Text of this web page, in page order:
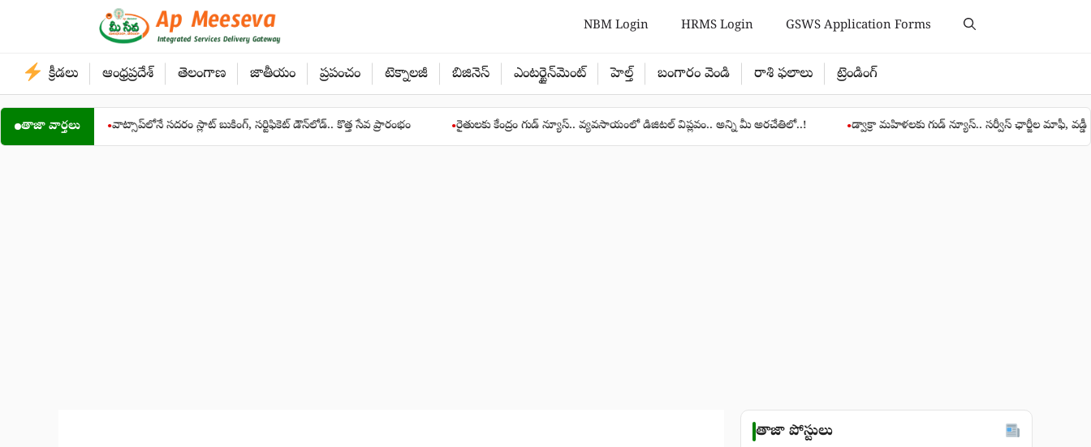
NBM Login HRMS Login GSWS Application Forms
క్రీడలు ఆంధ్రప్రదేశ్ తెలంగాణ జాతీయం ప్రపంచం టెక్నాలజీ బిజినెస్ ఎంటర్టైన్‌మెంట్ హెల్త్‌ బంగారం వెండి రాశి ఫలాలు ట్రెండింగ్
తాజా వార్తలు
●వాట్సాప్‌లోనే సదరం స్లాట్ బుకింగ్, సర్టిఫికెట్ డౌన్‌లోడ్.. కొత్త సేవ ప్రారంభం ●రైతులకు కేంద్రం గుడ్ న్యూస్.. వ్యవసాయంలో డిజిటల్ విప్లవం.. అన్ని మీ అరచేతిలో..! ●డ్వాక్రా మహిళలకు గుడ్ న్యూస్.. సర్వీస్ ఛార్జీల మాఫీ, వడ్డీ రేటు తగ్గింపు
తాజా పోస్టులు